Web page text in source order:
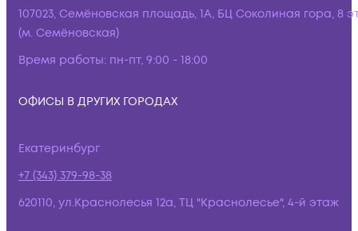
107023, Семёновская площадь, 1А, БЦ Соколиная гора, 8
(м. Семёновская)
Время работы: пн-пт, 9:00 - 18:00
ОФИСЫ В ДРУГИХ ГОРОДАХ
Екатеринбург
+7 (343) 379-98-38
620110, ул.Краснолесья 12а, ТЦ "Краснолесье", 4-й этаж